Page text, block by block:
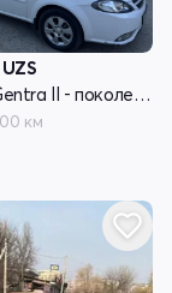
UZS
Chevrolet Gentra II - поколение
км